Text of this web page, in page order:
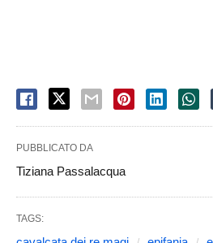
PUBBLICATO DA
Tiziana Passalacqua
TAGS: